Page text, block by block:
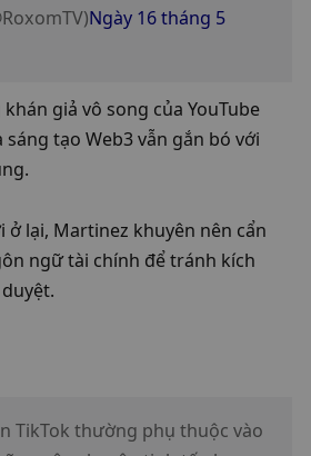
Ngày 16 tháng 5
giả vô song của YouTube
sáng tạo Web3 vẫn gắn bó với
lại, Martinez khuyên nên cẩn
ngữ tài chính để tránh kích
TikTok thường phụ thuộc vào